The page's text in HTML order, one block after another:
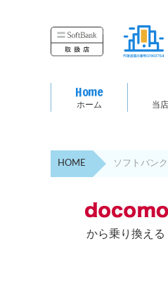
Home
ホーム 当
HOME ソフトバン
から乗り換える